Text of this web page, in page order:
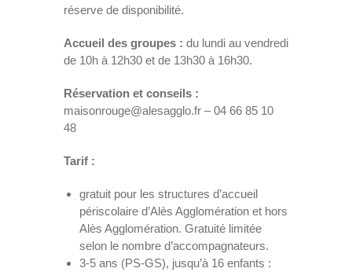
réserve de disponibilité.
Accueil des groupes : du lundi au vendredi
de 10h à 12h30 et de 13h30 à 16h30.
Réservation et conseils :
maisonrouge@alesagglo.fr – 04 66 85 10
48
Tarif :
gratuit pour les structures d’accueil
périscolaire d’Alès Agglomération et hors
Alès Agglomération. Gratuité limitée
selon le nombre d’accompagnateurs.
3-5 ans (PS-GS), jusqu’à 16 enfants :